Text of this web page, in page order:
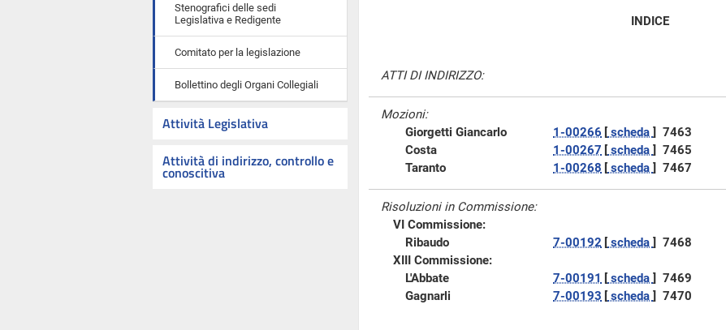
Stenografici delle sedi
Legislativa e Redigente
Comitato per la legislazione
Bollettino degli Organi Collegiali
Attività Legislativa
Attività di indirizzo, controllo e
conoscitiva
INDICE
ATTI DI INDIRIZZO:
Mozioni:
Giorgetti Giancarlo
1-00266 [ scheda ] 7463
Costa
1-00267 [ scheda ] 7465
Taranto
1-00268 [ scheda ] 7467
Risoluzioni in Commissione:
VI Commissione:
Ribaudo
7-00192 [ scheda ] 7468
XIII Commissione:
L'Abbate
7-00191 [ scheda ] 7469
Gagnarli
7-00193 [ scheda ] 7470